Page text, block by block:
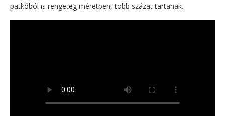
patkóból is rengeteg méretben, több százat tartanak.